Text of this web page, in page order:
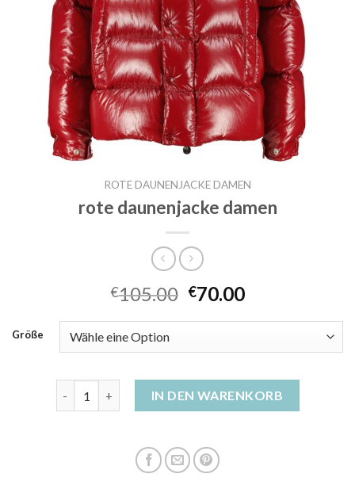
ROTE DAUNENJACKE DAMEN
rote daunenjacke damen
€105.00 €70.00
Größe
IN DEN WARENKORB